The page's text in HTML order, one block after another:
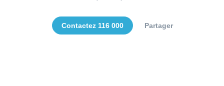
Contactez 116 000 Partager